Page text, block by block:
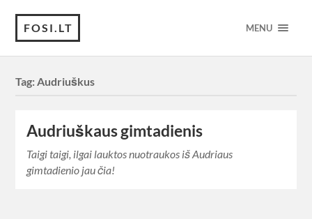
FOSI.LT MENU
Tag:Audriuškus
Audriuškaus gimtadienis
Taigi taigi, ilgai lauktos nuotraukos iš Audriaus
gimtadienio jau čia!